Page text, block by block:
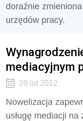
doraźnie
urzędów pracy.
mediacyjnym
29 lut 2012
Nowelizacja
usługę mediacji